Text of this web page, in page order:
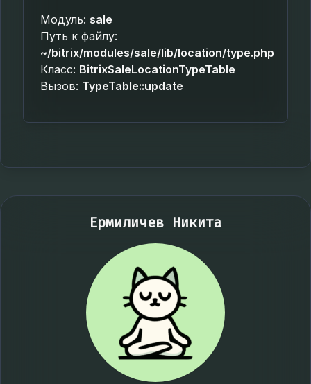
Модуль: sale
Путь к файлу:
~/bitrix/modules/sale/lib/location/type.php
Класс: BitrixSaleLocationTypeTable
Вызов: TypeTable::update
Ермиличев Никита